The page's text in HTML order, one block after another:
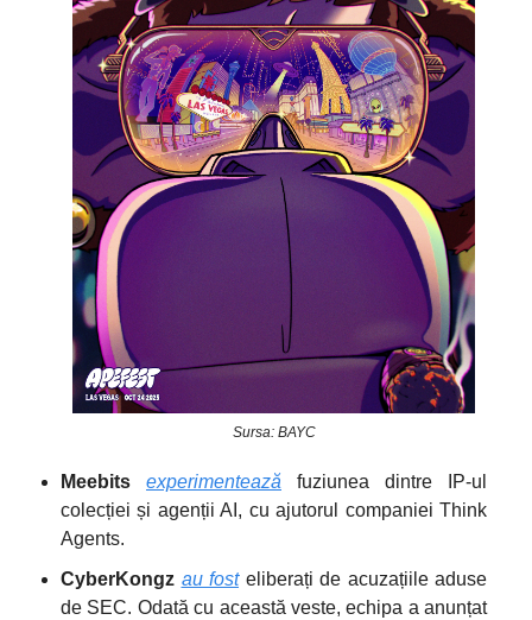
Sursa: BAYC
Meebits experimentează fuziunea dintre IP-ul
colecției și agenții AI, cu ajutorul companiei Think
Agents.
CyberKongz au fosteliberați de acuzațiile aduse
de SEC. Odată cu această veste, echipa a anunțat